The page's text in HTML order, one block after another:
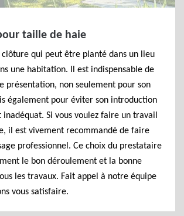
taille de haie
clôture qui peut être planté dans un lieu
une habitation. Il est indispensable de
présentation, non seulement pour son
également pour éviter son introduction
Si vous voulez faire un travail
il est vivement recommandé de faire
professionnel. Ce choix du prestataire
le bon déroulement et la bonne
les travaux. Fait appel à notre équipe
vous satisfaire.